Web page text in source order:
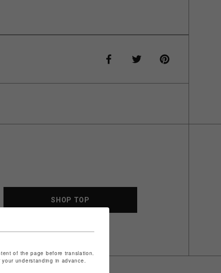
SHOP TOP
of the page before translation.
understanding in advance.